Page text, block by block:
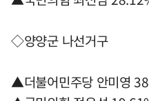
◇양양군 나선거구
▲더불어민주당 안미영